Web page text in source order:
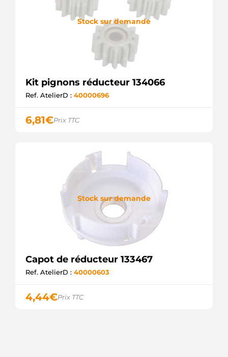
Stock sur demande
Kit pignons réducteur 134066
Ref. AtelierD : 40000696
6,81€Prix TTC
Stock sur demande
Capot de réducteur 133467
Ref. AtelierD : 40000603
4,44€Prix TTC